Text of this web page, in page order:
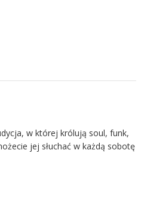
w której królują soul, funk,
jej słuchać w każdą sobotę